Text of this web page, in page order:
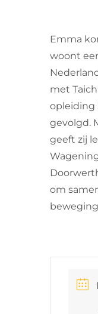
Emma
woont
met
opleiding
gevolgd.
geeft zij
om